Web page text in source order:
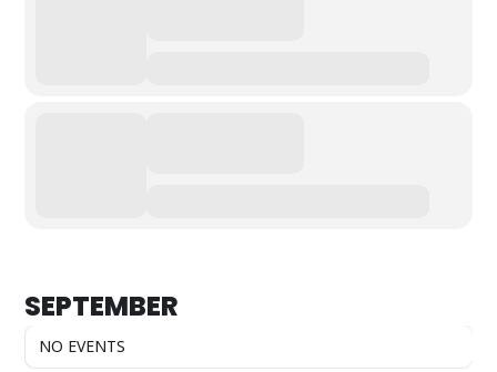
SEPTEMBER
NO EVENTS